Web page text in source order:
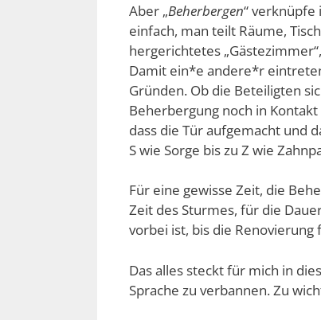
Aber „Beherbergen“
einfach, man teilt Räume,
hergerichtetes
Damit ein*e andere*r
Gründen. Ob die Beteiligten
Beherbergung noch in
dass die Tür aufgemacht und
S wie Sorge bis zu Z wie
Für eine gewisse Zeit, die
Zeit des Sturmes, für die
vorbei ist, bis die Renovierung
Das alles steckt für mich in
Sprache zu verbannen. Zu